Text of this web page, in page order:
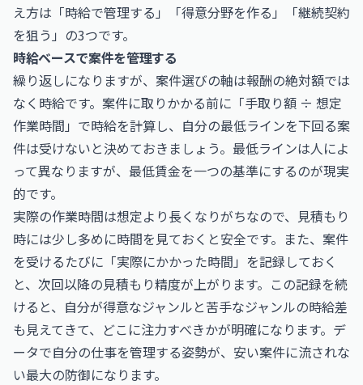
え方は「時給で管理する」「得意分野を作る」「継続契約
を狙う」の3つです。
時給ベースで案件を管理する
繰り返しになりますが、案件選びの軸は報酬の絶対額では
なく時給です。案件に取りかかる前に「手取り額 ÷ 想定
作業時間」で時給を計算し、自分の最低ラインを下回る案
件は受けないと決めておきましょう。最低ラインは人によ
って異なりますが、最低賃金を一つの基準にするのが現実
的です。
実際の作業時間は想定より長くなりがちなので、見積もり
時には少し多めに時間を見ておくと安全です。また、案件
を受けるたびに「実際にかかった時間」を記録しておく
と、次回以降の見積もり精度が上がります。この記録を続
けると、自分が得意なジャンルと苦手なジャンルの時給差
も見えてきて、どこに注力すべきかが明確になります。デ
ータで自分の仕事を管理する姿勢が、安い案件に流されな
い最大の防御になります。